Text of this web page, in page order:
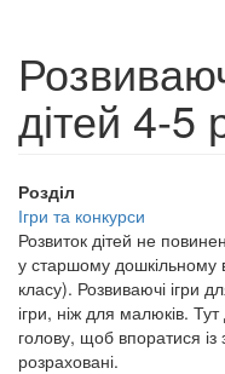
дітей 4-5
Розділ
Ігри та конкурси
Розвиток дітей не
у старшому дошкільному
класу). Розвиваючі ігри
ігри, ніж для малюків.
голову, щоб впоратися
розраховані.